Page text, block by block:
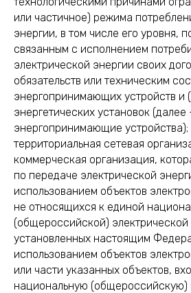
или частичное) режима
энергии, в том числе его уровня,
связанным с исполнением
электрической энергии своих
обязательств или техническим
энергопринимающих устройств и
энергетических установок (далее
энергопринимающие устройства);
территориальная сетевая
коммерческая организация,
по передаче электрической
использованием объектов
не относящихся к единой
(общероссийской) электрической
установленных настоящим
использованием объектов
или части указанных объектов,
национальную (общероссийскую)